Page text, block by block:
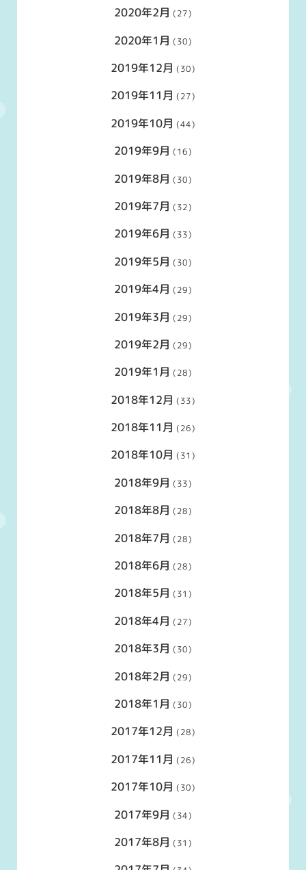
2020年2月 (27)
2020年1月 (30)
2019年12月 (30)
2019年11月 (27)
2019年10月 (44)
2019年9月 (16)
2019年8月 (30)
2019年7月 (32)
2019年6月 (33)
2019年5月 (30)
2019年4月 (29)
2019年3月 (29)
2019年2月 (29)
2019年1月 (28)
2018年12月 (33)
2018年11月 (26)
2018年10月 (31)
2018年9月 (33)
2018年8月 (28)
2018年7月 (28)
2018年6月 (28)
2018年5月 (31)
2018年4月 (27)
2018年3月 (30)
2018年2月 (29)
2018年1月 (30)
2017年12月 (28)
2017年11月 (26)
2017年10月 (30)
2017年9月 (34)
2017年8月 (31)